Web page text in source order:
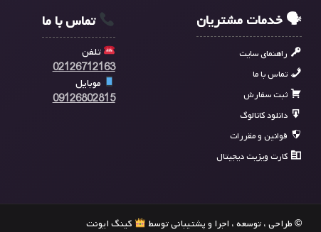
🗣 خدمات مشتریان
راهنمای سایت
تماس با ما
ثبت سفارش
دانلود کاتالوگ
قوانین و مقررات
کارت ویزیت دیجیتال
تماس با ما
تلفن
02126712163
موبایل
09126802815
© طراحی ، توسعه ، اجرا و پشتیبانی توسط کینگ ایونت